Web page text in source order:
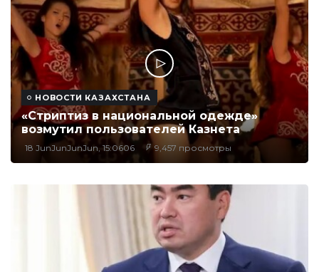
НОВОСТИ КАЗАХСТАНА
«Стриптиз в национальной одежде»
возмутил пользователей Казнета
18 JunJunJunJun, 15:0606 9,457 просмотры